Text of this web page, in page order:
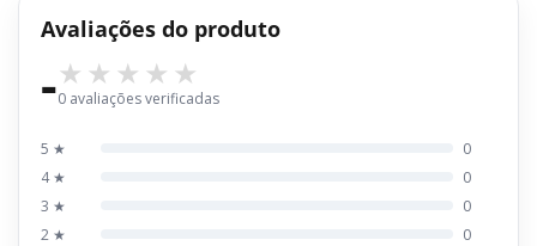
Avaliações do produto
-0 avaliações verificadas
5 ★
0
4 ★
0
3 ★
0
2 ★
0